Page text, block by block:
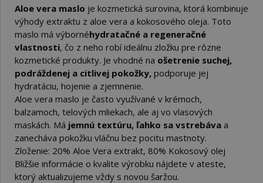
Aloe vera maslo je kozmetická surovina, ktorá kombinuje
výhody extraktu z aloe vera a kokosového oleja. Toto
maslo má výbornéhydratačné a regeneračné
vlastnosti, čo z neho robí ideálnu zložku pre rôzne
kozmetické produkty. Je vhodné na ošetrenie suchej,
podráždenej a citlivej pokožky, podporuje jej
hydratáciu, hojenie a zjemnenie.
Aloe vera maslo je často využívané v krémoch,
balzamoch, telových mliekach, ale aj vo vlasových
maskách. Má jemnú textúru, ľahko sa vstrebáva a
zanecháva pokožku vláčnu bez pocitu mastnoty.
Zloženie: 20% Aloe Vera extrakt, 80% Kokosový olej
Bližšie informácie o kvalite výrobku nájdete v ateste,
ktorý aktualizujeme vždy s novou šaržou.